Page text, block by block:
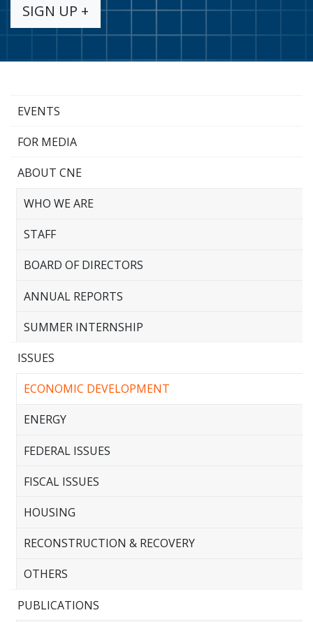
SIGN UP +
EVENTS
FOR MEDIA
ABOUT CNE
WHO WE ARE
STAFF
BOARD OF DIRECTORS
ANNUAL REPORTS
SUMMER INTERNSHIP
ISSUES
ECONOMIC DEVELOPMENT
ENERGY
FEDERAL ISSUES
FISCAL ISSUES
HOUSING
RECONSTRUCTION & RECOVERY
OTHERS
PUBLICATIONS